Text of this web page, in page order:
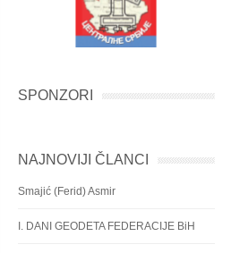
SPONZORI
NAJNOVIJI ČLANCI
Smajić (Ferid) Asmir
I. DANI GEODETA FEDERACIJE BiH